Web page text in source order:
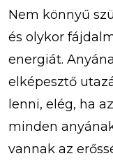
Nem könnyű
és olykor
energiát.
elképesztő
lenni, elég, ha
minden
vannak az